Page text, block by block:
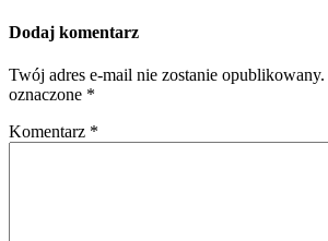
Dodaj komentarz
Twój adres e-mail nie zostanie opublikowany.
oznaczone *
Komentarz *